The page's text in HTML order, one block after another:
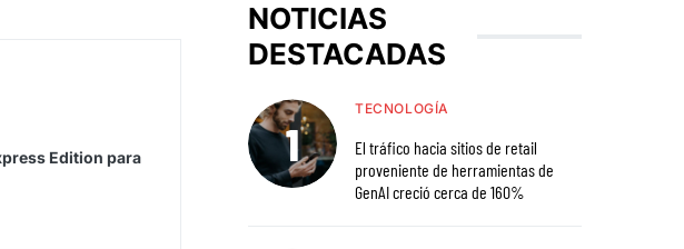
Edition para
NOTICIAS
DESTACADAS
TECNOLOGÍA
El tráfico hacia sitios de retail
proveniente de herramientas de
GenAI creció cerca de 160%